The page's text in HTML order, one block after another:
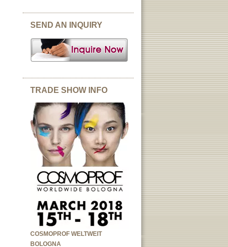
SEND AN INQUIRY
TRADE SHOW INFO
COSMOPROF WELTWEIT
BOLOGNA